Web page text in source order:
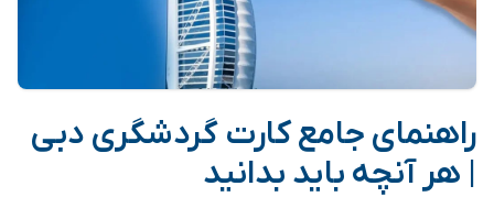
راهنمای جامع کارت گردشگری دبی
| هر آنچه باید بدانید